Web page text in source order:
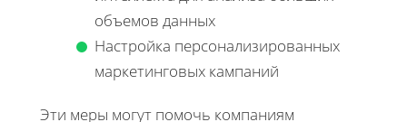
объемов данных
Настройка персонализированных
маркетинговых кампаний
Эти меры могут помочь компаниям